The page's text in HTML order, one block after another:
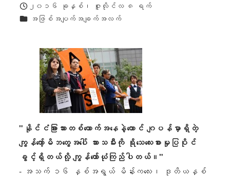
ထုတ်ဝေခဲ့သည်။
၂၀၁၆ ခုနှစ်၊ ဇူလိုင်လ ၈ ရက်
ကဏ္ဍများအဖြစ်အပျက်အချက်အလက်
"နိုင်ငံခြားသားတစ်ယောက်အနေနဲ့တောင် ဂျပန်မှာရှိတဲ့
ကျွန်တော့်မိဘတွေအပေါ် သားသမီးကို ရိုသေလေးစားမှုပြပိုင်
ခွင့်ရှိတယ်လို့ ကျွန်တော်ယုံကြည်ပါတယ်။"
- အသက် ၁၆ နှစ်အရွယ် မိန်းကလေး၊ ဒုတိယနှစ်